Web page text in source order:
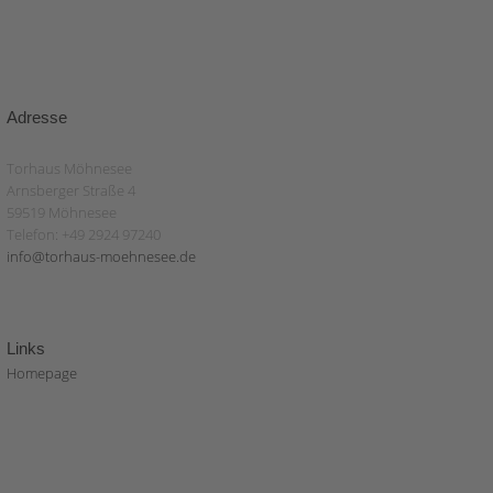
Adresse
Torhaus Möhnesee
Arnsberger Straße 4
59519 Möhnesee
Telefon: +49 2924 97240
info@torhaus-moehnesee.de
Links
Homepage